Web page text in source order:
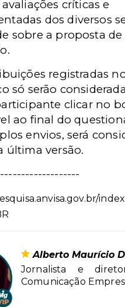
críticas e
dos diversos
sobre a proposta
registradas
só serão
clicar no
ao final do
envios, será
última versão.
Alberto Maurício
Jornalista e
Comunicação